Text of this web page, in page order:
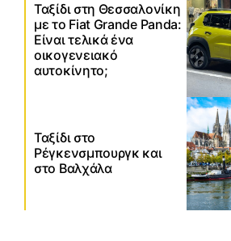
Ταξίδι στη Θεσσαλονίκη
με το Fiat Grande Panda:
Είναι τελικά ένα
οικογενειακό
αυτοκίνητο;
Ταξίδι στο
Ρέγκενσμπουργκ και
στο Βαλχάλα